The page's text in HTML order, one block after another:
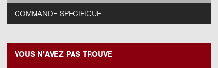
COMMANDE SPÉCIFIQUE
VOUS N'AVEZ PAS TROUVÉ